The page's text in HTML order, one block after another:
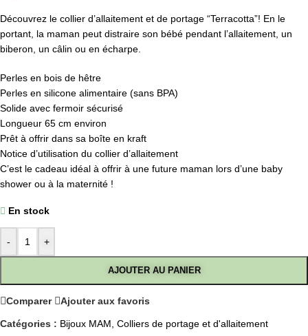
Découvrez le collier d’allaitement et de portage “Terracotta”! En le
portant, la maman peut distraire son bébé pendant l’allaitement, un
biberon, un câlin ou en écharpe.
Perles en bois de hêtre
Perles en silicone alimentaire (sans BPA)
Solide avec fermoir sécurisé
Longueur 65 cm environ
Prêt à offrir dans sa boîte en kraft
Notice d’utilisation du collier d’allaitement
C’est le cadeau idéal à offrir à une future maman lors d’une baby
shower ou à la maternité !
En stock
- +
AJOUTER AU PANIER
Comparer Ajouter aux favoris
Catégories : Bijoux MAM Colliers de portage et d'allaitement